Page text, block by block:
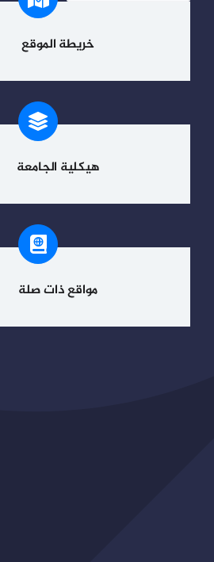
خريطة الموقع
هيكلية الجامعة
مواقع ذات صلة